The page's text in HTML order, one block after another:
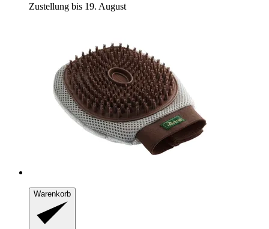
Zustellung bis 19. August
Warenkorb